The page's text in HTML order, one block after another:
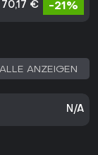
70,17 € -21%
ALLE ANZEIGEN
N/A